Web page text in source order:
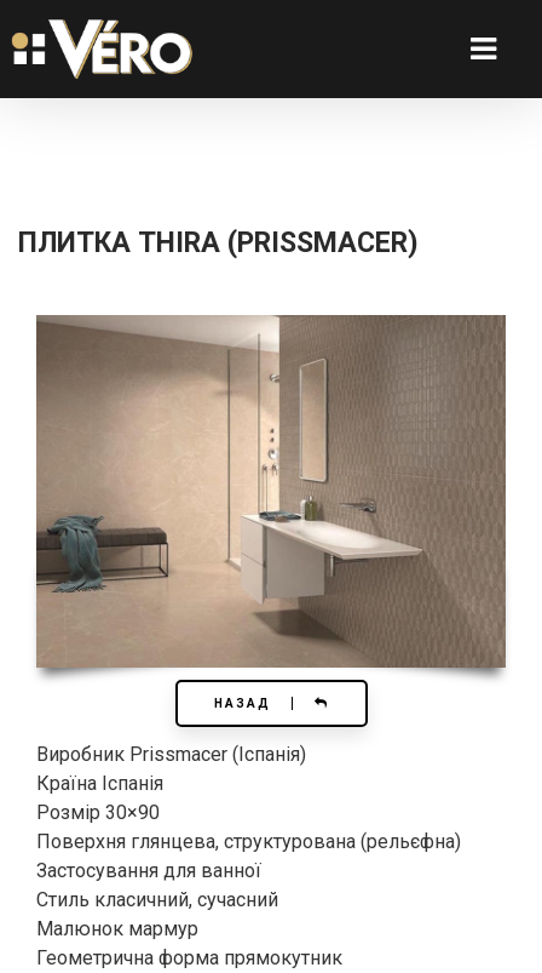
ПЛИТКА THIRA (PRISSMACER)
НАЗАД
Виробник Prissmacer (Іспанія)
Країна Іспанія
Розмір 30×90
Поверхня глянцева, структурована (рельєфна)
Застосування для ванної
Стиль класичний, сучасний
Малюнок мармур
Геометрична форма прямокутник